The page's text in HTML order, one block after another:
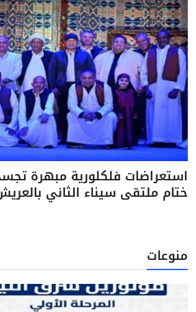
استعراضات فلكلورية مبهرة
ختام ملتقى سيناء الثاني
منوعات